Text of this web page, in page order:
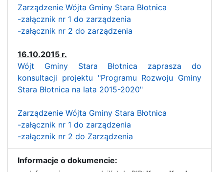
Zarządzenie Wójta Gminy Stara Błotnica
-załącznik nr 1 do zarządzenia
-załącznik nr 2 do zarządzenia
16.10.2015 r.
Wójt Gminy Stara Błotnica zaprasza do
konsultacji projektu "Programu Rozwoju Gminy
Stara Błotnica na lata 2015-2020"
Zarządzenie Wójta Gminy Stara Błotnica
-załącznik nr 1 do zarządzenia
-załącznik nr 2 do Zarządzenia
Informacje o dokumencie: